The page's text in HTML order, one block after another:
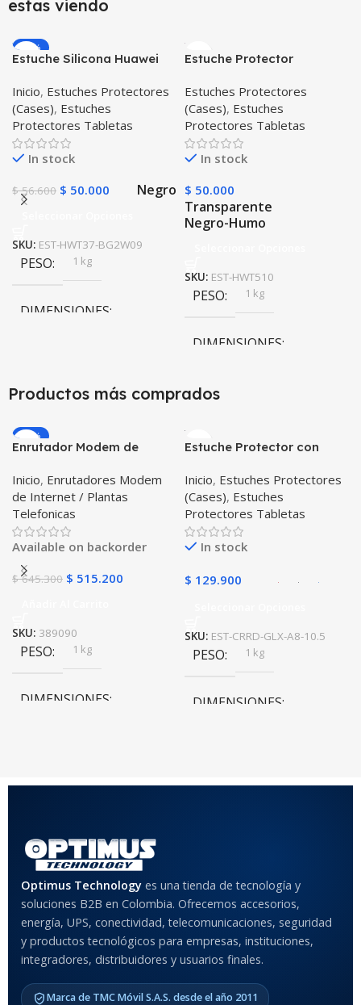
estas viendo
-12%
Estuche Silicona Huawei
Inicio, Estuches Protectores
(Cases), Estuches
Protectores Tabletas
In stock
$56.600 $ 50.000 Negro
SKU: EST-HWT37-BG2W09
PESO 1 kg
DIMENSIONES
COLOR Negro
Estuche Protector
Estuches Protectores
(Cases), Estuches
Protectores Tabletas
In stock
$ 50.000
Transparente
Negro-Humo
SKU: EST-HWT510
PESO 1 kg
DIMENSIONES
20 × 20 × 20 cm
Productos más comprados
-20%
Enrutador Modem de
Libre Todo Operador 4G
LTE SIMCARD
Inicio, Enrutadores Modem
de Internet / Plantas
Telefonicas
Available on backorder
$645.300 $ 515.200
SKU: 389090
PESO 1 kg
DIMENSIONES
Estuche Protector con
Tablet Samsung Galaxy
Tab A8 10.5 2021 – 2022
SM-x200 SM-x205 Anti
golpes con soporte
Inicio, Estuches Protectores
(Cases), Estuches
Protectores Tabletas
In stock
$ 129.900
SKU: EST-CRRD-GLX-A8-10.5
PESO 1 kg
DIMENSIONES
COLOR
Anti-Shock
MODELO DE TABLETS
COMPATIBLES
Optimus Technology es una tienda de tecnología y
soluciones B2B en Colombia. Ofrecemos accesorios,
energía, UPS, conectividad, telecomunicaciones, seguridad
y productos tecnológicos para empresas, instituciones,
integradores, distribuidores y usuarios finales.
Marca de TMC Móvil S.A.S. desde el año 2011